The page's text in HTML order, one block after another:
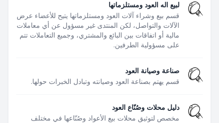
لبيع اله العود ومستلزماتها
قسم بيع وشراء آلات العود ومستلزماتها يتيح للأعضاء عرض
الآلات والتواصل، لكن المنتدى غير مسؤول عن أي معاملات
مالية أو اتفاقات بين البائع والمشتري، وجميع التعاملات تتم
على مسؤولية الطرفين.
صناعة وصيانة العود
قسم يهتم بصناعة العود وصيانته وتبادل الخبرات حولها.
دليل محلات وصُنّاع العود
مخصص لتوثيق محلات بيع الأعواد وصُنّاعها في مختلف